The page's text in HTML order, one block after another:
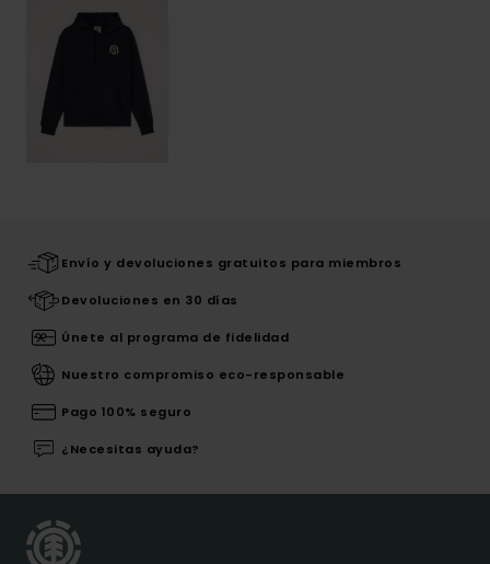
Envío y devoluciones gratuitos para miembros
Devoluciones en 30 días
Únete al programa de fidelidad
Nuestro compromiso eco-responsable
Pago 100% seguro
¿Necesitas ayuda?